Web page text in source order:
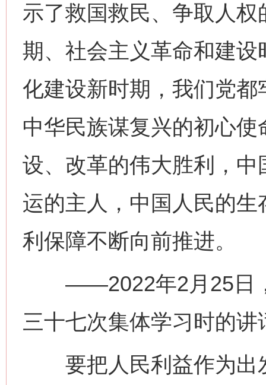
示了救国救民、争取人
期、社会主义革命和建
化建设新时期，我们党
中华民族谋复兴的初心
设、改革的伟大胜利，
运的主人，中国人民的
利保障不断向前推进。
——2022年2月25日，
三十七次集体学习时的讲
要把人民利益作为出